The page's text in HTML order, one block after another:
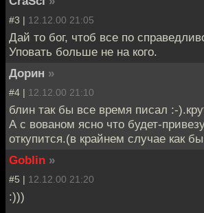
#3 | 12.12.00 21:05
Дай то бог, чтоб все по
Уповать больше не на кого.
Дорин »
#4 | 12.12.00 21:10
блин так бы все время писал :-
А с вованом ясно что будет-
откупится.(в крайнем случае как
Goblin »
#5 | 12.12.00 21:20
:)))